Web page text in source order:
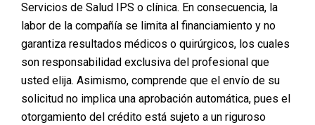
Servicios de Salud IPS o clínica. En consecuencia, la
labor de la compañía se limita al financiamiento y no
garantiza resultados médicos o quirúrgicos, los cuales
son responsabilidad exclusiva del profesional que
usted elija. Asimismo, comprende que el envío de su
solicitud no implica una aprobación automática, pues el
otorgamiento del crédito está sujeto a un riguroso